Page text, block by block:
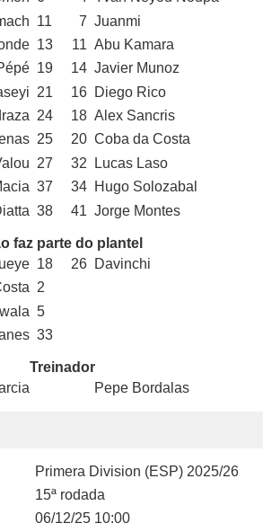
11 7 Juanmi
13 11 Abu Kamara
19 14 Javier Munoz
21 16 Diego Rico
24 18 Alex Sancris
25 20 Coba da Costa
27 32
Lucas Laso
37 34 Hugo Solozabal
38 41 Jorge Montes
faz parte do plantel
18 26 Davinchi
2
5
33
Treinador
Pepe Bordalas
Primera Division (ESP) 2025/26
15ª rodada
06/12/25 10:00